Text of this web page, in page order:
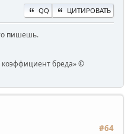
QQ ЦИТИРОВАТЬ
пишешь.
коэффициент бреда» ©
#64